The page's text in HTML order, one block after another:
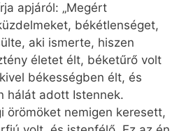
apjáról: „Megért
békétlenséget,
aki ismerte, hiszen
életet élt, béketűrő volt
békességben élt, és
hálát adott Istennek.
örömöket nemigen keresett,